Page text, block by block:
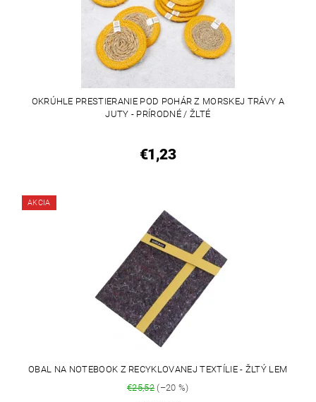
OKRÚHLE PRESTIERANIE POD POHÁR Z MORSKEJ TRÁVY A
JUTY - PRÍRODNÉ / ŽLTÉ
€1,23
AKCIA
OBAL NA NOTEBOOK Z RECYKLOVANEJ TEXTÍLIE - ŽLTÝ LEM
€25,52(–20 %)